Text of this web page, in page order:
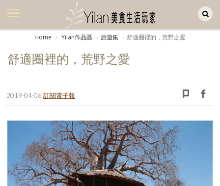
美食集
書房集
日記簿
Home Yilan作品區 旅遊集 舒適圈裡的，荒野之愛
舒適圈裡的，荒野之愛
2019-04-06 訂閱電子報